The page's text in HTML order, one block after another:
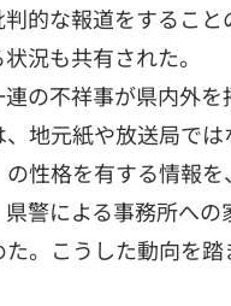
的な報道をするこ
況も共有された。
の不祥事が県内外
地元紙や放送局で
性格を有する情報
県警による事務所へ
。こうした動向を